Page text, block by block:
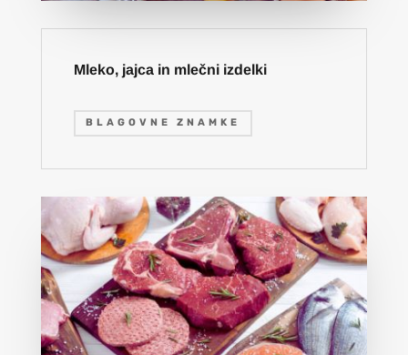
Mleko, jajca in mlečni izdelki
BLAGOVNE ZNAMKE